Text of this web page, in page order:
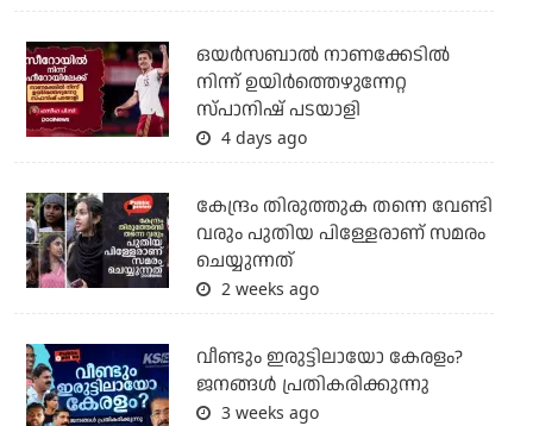
ഒയര്‍സബാൽ നാണക്കേടിൽ
നിന്ന് ഉയിർത്തെഴുന്നേറ്റ
സ്പാനിഷ് പടയാളി
4 days ago
കേന്ദ്രം തിരുത്തുക തന്നെ വേണ്ടി
വരും പുതിയ പിള്ളേരാണ് സമരം
ചെയ്യുന്നത്
2 weeks ago
വീണ്ടും ഇരുട്ടിലായോ കേരളം?
ജനങ്ങൾ പ്രതികരിക്കുന്നു
3 weeks ago